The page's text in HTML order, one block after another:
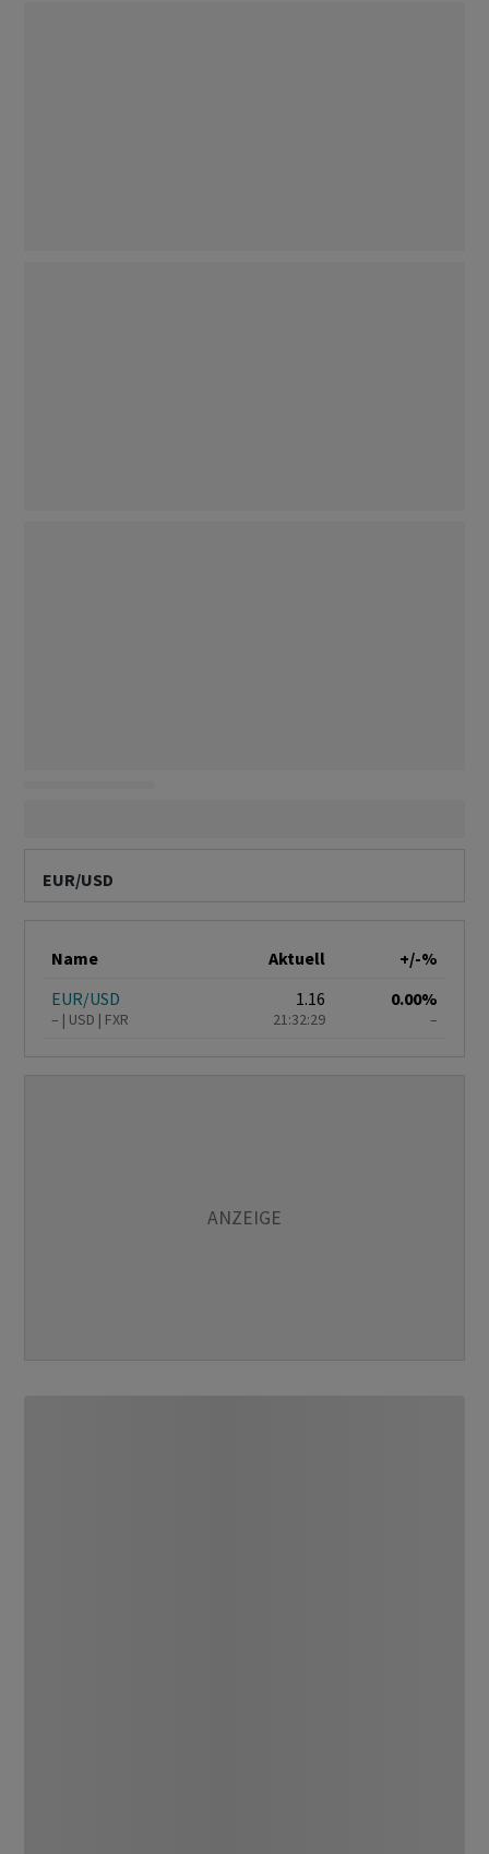
EUR/USD
Name Aktuell
+/-%
EUR/USD
– USD FXR
1.16
21:32:29
0.00%
–